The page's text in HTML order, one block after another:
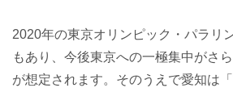
2020年の東京オリンピック・パラリ
もあり、今後東京への一極集中がさ
が想定されます。そのうえで愛知は